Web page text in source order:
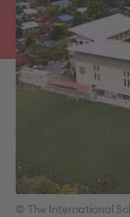
© The International